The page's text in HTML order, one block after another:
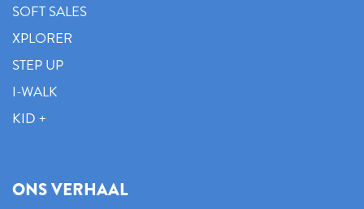
SOFT SALES
XPLORER
STEP UP
I-WALK
KID +
ONS VERHAAL